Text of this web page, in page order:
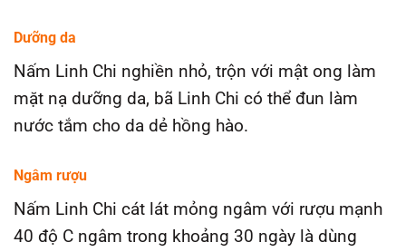
Dưỡng da
Nấm Linh Chi nghiền nhỏ, trộn với mật ong làm
mặt nạ dưỡng da, bã Linh Chi có thể đun làm
nước tắm cho da dẻ hồng hào.
Ngâm rượu
Nấm Linh Chi cát lát mỏng ngâm với rượu mạnh
40 độ C ngâm trong khoảng 30 ngày là dùng